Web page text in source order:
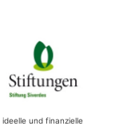
und finanzielle